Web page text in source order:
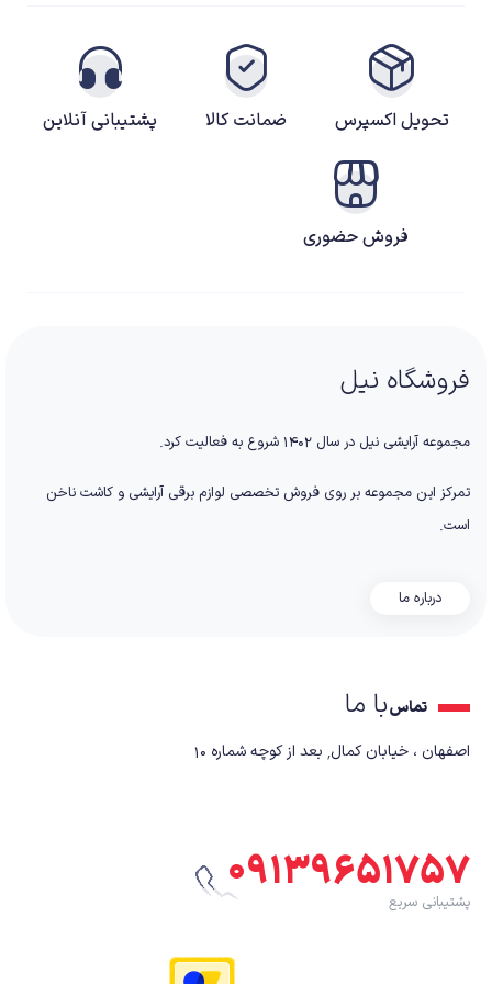
تحویل اکسپرس ضمانت کالا پشتیبانی آنلاین
فروش حضوری
فروشگاه نیل
مجموعه آرایشی نیل در سال ۱۴۰۲ شروع به فعالیت کرد.
تمرکز این مجموعه بر روی فروش تخصصی لوازم برقی آرایشی و کاشت ناخن
است.
درباره ما
تماسبا ما
اصفهان ، خیابان کمال٬ بعد از کوچه شماره ۱۰
۰۹۱۳۹۶۵۱۷۵۷
پشتیبانی سریع